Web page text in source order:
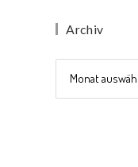
Archiv